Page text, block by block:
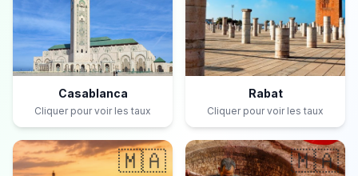
Casablanca
Cliquer pour voir les taux
Rabat
Cliquer pour voir les taux
🇲🇦 🇲🇦